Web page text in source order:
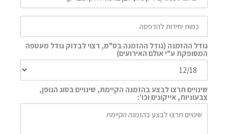
גודל ההזמנה (גודל ההזמנה בס"מ, רצוי לבדוק גודל מעטפה
המסופקת ע"י אולם האירועים)
שינויים תרצו לבצע בהזמנה הקיימת, שינויים בסוג הגופן,
צבעוניות, אייקונים וכו':